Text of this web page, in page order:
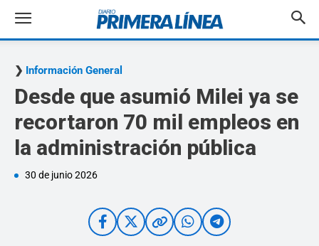
Información General
Desde que asumió Milei ya se
recortaron 70 mil empleos en
la administración pública
30 de junio 2026